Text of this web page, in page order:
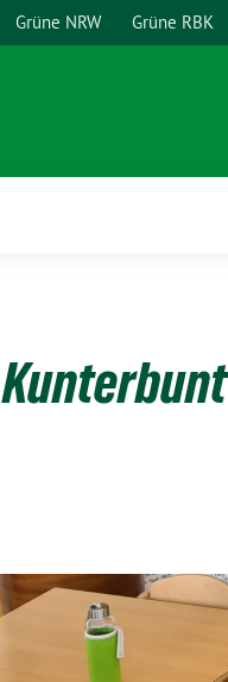
Grüne NRW Grüne RBK